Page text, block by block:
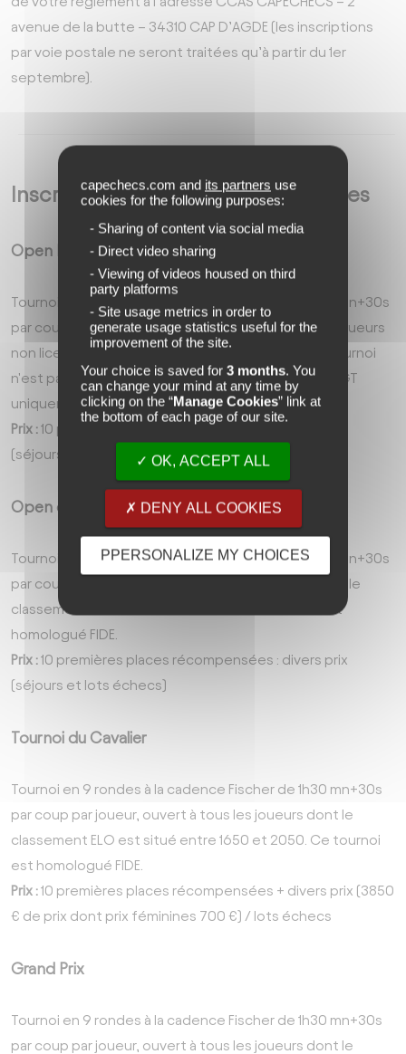
avenue de la butte – 34310 CAP D’AGDE (les inscriptions
par voie postale ne seront traitées qu’à partir du 1er
septembre).
Inscription dans les Open Classiques
Open Fil Rouge
Tournois en 9 rondes à la cadence Fischer de 1h30 mn+30s
par coup par joueur, l'open "Fil Rouge" accueille les joueurs
non licenciés dont le ELO est inférieur à 1700. Ce tournoi
n'est pas homologué FFE - FIDE. Il est homologué FSGT
uniquement.
Prix :10 premières places récompensées : divers prix
(séjours et lots échecs)
Open de l'avenir
Tournois en 9 rondes à la cadence Fischer de 1h30 mn+30s
par coup par joueur, ouverts à tous les joueurs dont le
classement ELO est inférieur à 1700. Ce tournoi est
homologué FIDE.
Prix :10 premières places récompensées : divers prix
(séjours et lots échecs)
Tournoi du Cavalier
Tournoi en 9 rondes à la cadence Fischer de 1h30 mn+30s
par coup par joueur, ouvert à tous les joueurs dont le
classement ELO est situé entre 1650 et 2050. Ce tournoi
est homologué FIDE.
Prix :10 premières places récompensées + divers prix (3850
€ de prix dont prix féminines 700 €) / lots échecs
Grand Prix
Tournoi en 9 rondes à la cadence Fischer de 1h30 mn+30s
par coup par joueur, ouvert à tous les joueurs dont le
capechecs.com and its partners use
cookies for the following purposes:
- Sharing of content via social media
- Direct video sharing
- Viewing of videos housed on third
party platforms
- Site usage metrics in order to
generate usage statistics useful for the
improvement of the site.
Your choice is saved for 3 months. You
can change your mind at any time by
clicking on the “Manage Cookies” link at
the bottom of each page of our site.
OK, ACCEPT ALL
DENY ALL COOKIES
PPERSONALIZE MY CHOICES